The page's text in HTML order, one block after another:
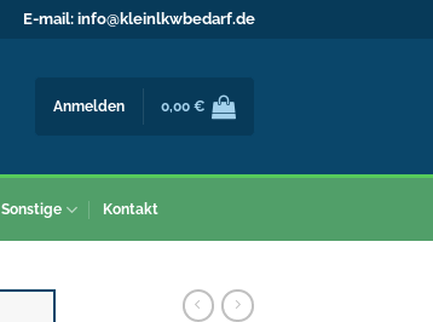
E-mail:info@kleinlkwbedarf.de
Anmelden 0,00 €
Sonstige Kontakt